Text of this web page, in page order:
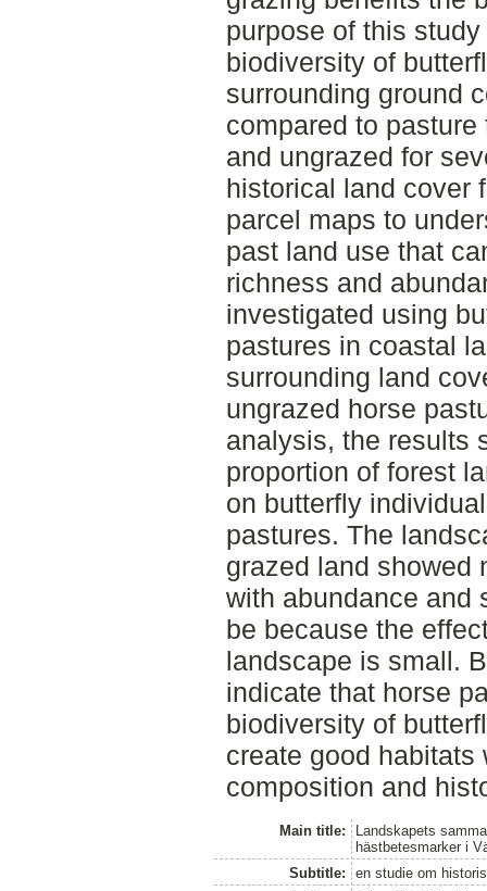
purpose of this
biodiversity of
surrounding ground
compared to
and ungrazed for
historical land cover
parcel maps to
past land use that
richness and
investigated using
pastures in coastal
surrounding land
ungrazed horse
analysis, the results
proportion of forest
on butterfly
pastures. The
grazed land showed
with abundance and
be because the
landscape is small.
indicate that horse
biodiversity of
create good habitats
composition and
Main title:
Landskapets
hästbetesmarker i
Subtitle:
en studie om